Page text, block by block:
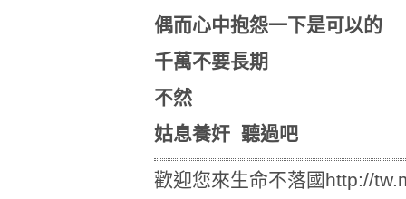
偶而心中抱怨一下是可以的
千萬不要長期
不然
姑息養奸 聽過吧
歡迎您來生命不落國http://